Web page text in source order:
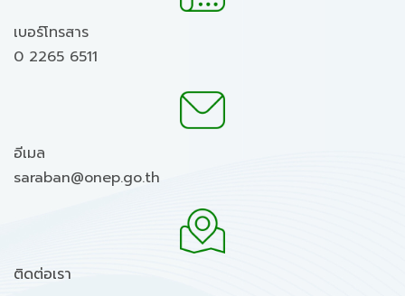
เบอร์โทรสาร
0 2265 6511
อีเมล
saraban@onep.go.th
ติดต่อเรา